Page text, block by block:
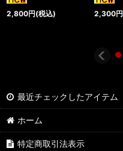
2,800円(税込) 2,300円
最近チェックしたアイテム
ホーム
特定商取引法表示